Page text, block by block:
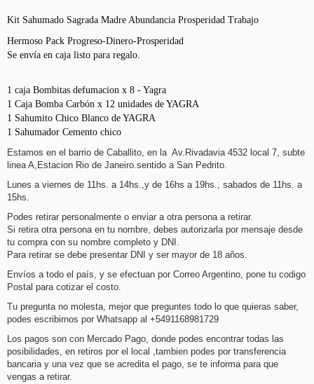
Kit Sahumado Sagrada Madre Abundancia Prosperidad Trabajo
Hermoso Pack Progreso-Dinero-Prosperidad
Se envía en caja listo para regalo.
1 caja Bombitas defumacion x 8 - Yagra
1 Caja Bomba Carbón x 12 unidades de YAGRA
1 Sahumito Chico Blanco de YAGRA
1 Sahumador Cemento chico
Estamos en el barrio de Caballito, en la Av.Rivadavia 4532 local 7, subte
linea A,Estacion Rio de Janeiro.sentido a San Pedrito.
Lunes a viernes de 11hs. a 14hs.,y de 16hs a 19hs., sabados de 11hs. a
15hs.
Podes retirar personalmente o enviar a otra persona a retirar.
Si retira otra persona en tu nombre, debes autorizarla por mensaje desde
tu compra con su nombre completo y DNI.
Para retirar se debe presentar DNI y ser mayor de 18 años.
Envíos a todo el país, y se efectuan por Correo Argentino, pone tu codigo
Postal para cotizar el costo.
Tu pregunta no molesta, mejor que preguntes todo lo que quieras saber,
podes escribirnos por Whatsapp al +5491168981729
Los pagos son con Mercado Pago, donde podes encontrar todas las
posibilidades, en retiros por el local ,tambien podes por transferencia
bancaria y una vez que se acredita el pago, se te informa para que
vengas a retirar.